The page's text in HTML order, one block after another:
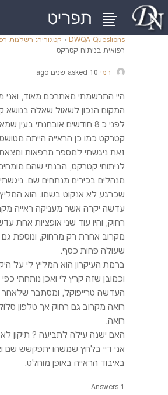
DWQA Questions
› קטגוריה: רשלנות
רפואית בניתוח קטרקט
רמי
היי התרשמתי מאתרכם מאוד, ואני
המקום הנכון לשאול שאלה בנושא
לפני כ 8 חודשים אובחנתי בעין
קטרקט כמו כן הראייה הייתה
זאת ניגשתי למספר מרפאות
לניתוחי קטרקט, הבנתי שהם
מנהלים בכירים מנתחים שם.
שכרגע לא אנקוט בשמו. הוא
עדשה יקרה אשר מעניקה ראייה
רחוק, והיו עוד שני אופציות אחת
מקרוב אחרת רק מרחוק, ונוספת גם
שעולה פחות כסף.
ברמת העיקרון הוא המליץ לי על
וכמובן שזה קרץ לי ואכן נותחתי
העדשה טרייפוקל, ומסתבר שלאחר
רואה מקרוב גם רחוק אך טלפון
רואה.
האם ישנה עילה לתביעה ? תיקון
אני דיי בלחץ שמשהו יתפקשש שם
באיבוד הראייה באופן מוחלט.
1 Answers